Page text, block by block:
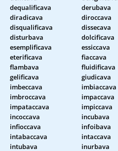
dequalificava
derubava
diradicava
diroccava
disqualificava
dissecava
disturbava
dolcificava
esemplificava
essiccava
eterificava
fiaccava
flambava
fluidificava
gelificava
giudicava
imbeccava
imbiaccava
imbroccava
impaccava
impataccava
impiccava
incoccava
incubava
infioccava
infoibava
intabaccava
intaccava
intubava
inurbava